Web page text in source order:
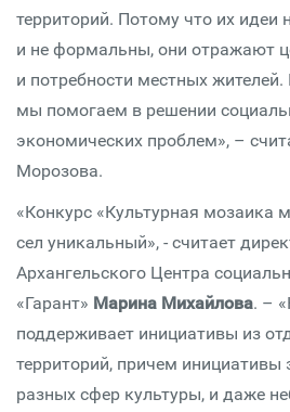
территорий. Потому что их идеи
и не формальны, они отражают
и потребности местных
мы помогаем в решении
экономических проблем», –
Морозова.
«Конкурс «Культурная мозаика
сел уникальный», - считает
Архангельского Центра
«Гарант» Марина Михайлова. –
поддерживает инициативы из
территорий, причем инициативы
разных сфер культуры, и даже